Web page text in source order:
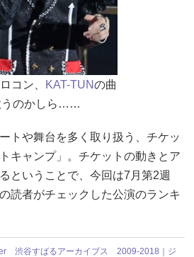
コン、 KAT-TUNの曲
うのかしら……
トや舞台を多く取り扱う、チケッ
キャンプ」。チケットの動きとア
ということで、今回は7月第2週
読者がチェックした公演のランキ
渋谷すばるアーカイブス 2009-2018｜ジ